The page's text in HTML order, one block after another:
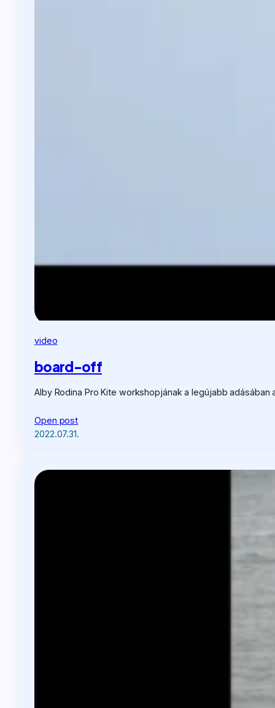
video
board-off
Alby Rodina Pro Kite workshopjának a legújabb
Open post
2022.07.31.